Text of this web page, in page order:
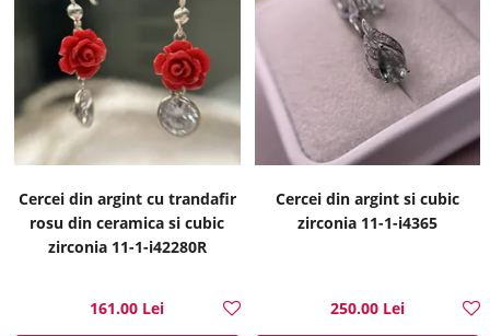
Cercei din argint cu trandafir
rosu din ceramica si cubic
zirconia 11-1-i42280R
161.00 Lei
Cercei din argint si cubic
zirconia 11-1-i4365
250.00 Lei